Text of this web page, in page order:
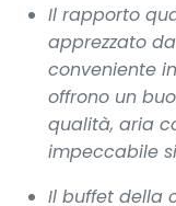
Il rapporto
apprezzato
conveniente
offrono un
qualità, aria
impeccabile
Il buffet della